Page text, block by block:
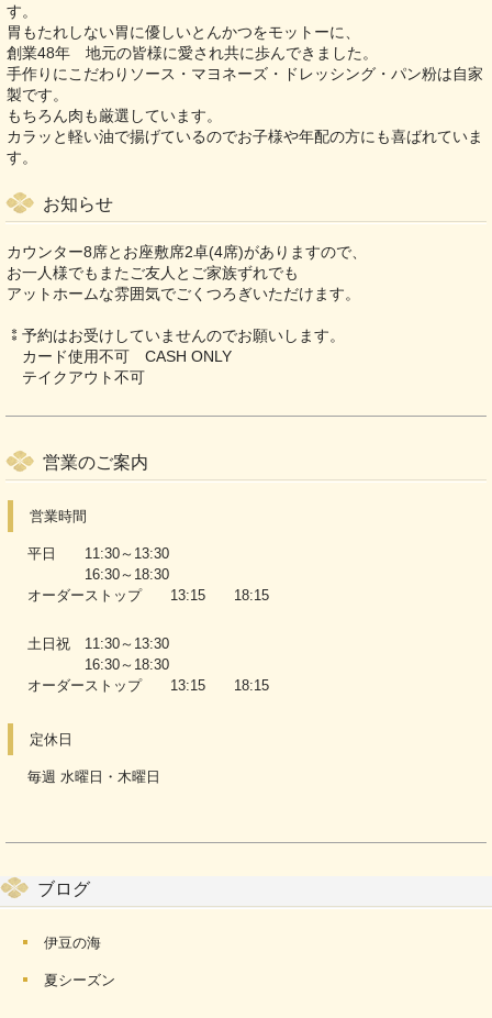
す。
胃もたれしない胃に優しいとんかつをモットーに、
創業48年 地元の皆様に愛され共に歩んできました。
手作りにこだわりソース・マヨネーズ・ドレッシング・パン粉は自家
製です。
もちろん肉も厳選しています。
カラッと軽い油で揚げているのでお子様や年配の方にも喜ばれていま
す。
お知らせ
カウンター8席とお座敷席2卓(4席)がありますので、
お一人様でもまたご友人とご家族ずれでも
アットホームな雰囲気でごくつろぎいただけます。
⁑予約はお受けしていませんのでお願いします。
カード使用不可 CASH ONLY
テイクアウト不可
営業のご案内
営業時間
平日 11:30～13:30
16:30～18:30
オーダーストップ 13:15 18:15
土日祝 11:30～13:30
16:30～18:30
オーダーストップ 13:15 18:15
定休日
毎週 水曜日・木曜日
ブログ
伊豆の海
夏シーズン